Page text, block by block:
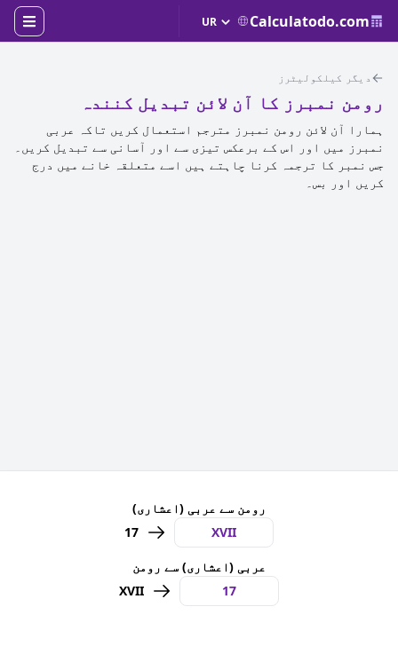
Calculatodo.com
دیگر کیلکولیٹرز
رومن نمبرز کا آن لائن تبدیل کنندہ
ہمارا آن لائن رومن نمبرز مترجم استعمال کریں تاکہ عربی
نمبرز میں اور اس کے برعکس تیزی سے اور آسانی سے تبدیل کریں۔
جس نمبر کا ترجمہ کرنا چاہتے ہیں اسے متعلقہ خانے میں درج
کریں اور بس۔
رومن سے عربی (اعشاری)
17
عربی (اعشاری) سے رومن
XVII